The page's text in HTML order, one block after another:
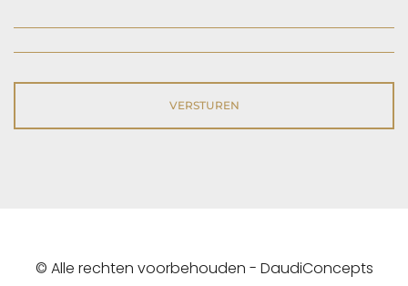
© Alle rechten voorbehouden - DaudiConcepts